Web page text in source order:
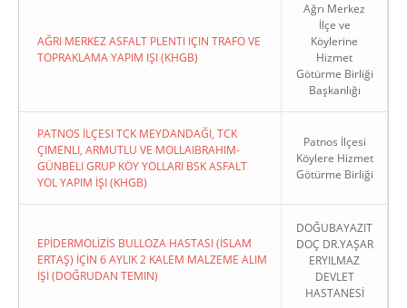
AĞRI MERKEZ ASFALT PLENTI IÇIN TRAFO VE
TOPRAKLAMA YAPIM IŞI (KHGB)
Ağrı Merkez
İlçe ve
Köylerine
Hizmet
Götürme Birliği
Başkanlığı
PATNOS İLÇESI TCK MEYDANDAĞI, TCK
ÇIMENLI, ARMUTLU VE MOLLAIBRAHIM-
GÜNBELI GRUP KÖY YOLLARI BSK ASFALT
YOL YAPIM İŞI (KHGB)
Patnos İlçesi
Köylere Hizmet
Götürme Birliği
EPİDERMOLİZİS BULLOZA HASTASI (İSLAM
ERTAŞ) İÇİN 6 AYLIK 2 KALEM MALZEME ALIM
İŞİ (DOĞRUDAN TEMIN)
DOĞUBAYAZIT
DOÇ DR.YAŞAR
ERYILMAZ
DEVLET
HASTANESİ